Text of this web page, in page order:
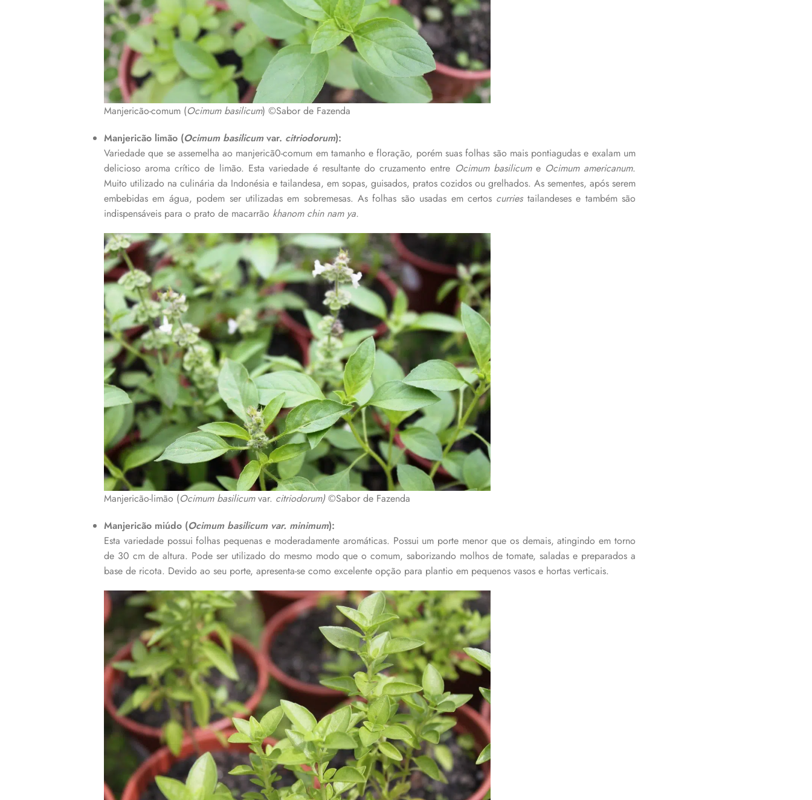
Manjericão-comum (Ocimum basilicum) ©Sabor de Fazenda
Manjericão limão (Ocimum basilicumvar. citriodorum):
Variedade que se assemelha ao manjericã0-comum em tamanho e floração, porém suas folhas são mais pontiagudas e exalam um
delicioso aroma crítico de limão. Esta variedade é resultante do cruzamento entre Ocimum basilicum e Ocimum americanum.
Muito utilizado na culinária da Indonésia e tailandesa, em sopas, guisados, pratos cozidos ou grelhados. As sementes, após serem
embebidas em água, podem ser utilizadas em sobremesas. As folhas são usadas em certos curriestailandeses e também são
indispensáveis para o prato de macarrão khanom chin nam ya.
Manjericão-limão (Ocimum basilicumvar. citriodorum)©Sabor de Fazenda
Manjericão miúdo (Ocimum basilicum var. minimum):
Esta variedade possui folhas pequenas e moderadamente aromáticas. Possui um porte menor que os demais, atingindo em torno
de 30 cm de altura. Pode ser utilizado do mesmo modo que o comum, saborizando molhos de tomate, saladas e preparados a
base de ricota. Devido ao seu porte, apresenta-se como excelente opção para plantio em pequenos vasos e hortas verticais.